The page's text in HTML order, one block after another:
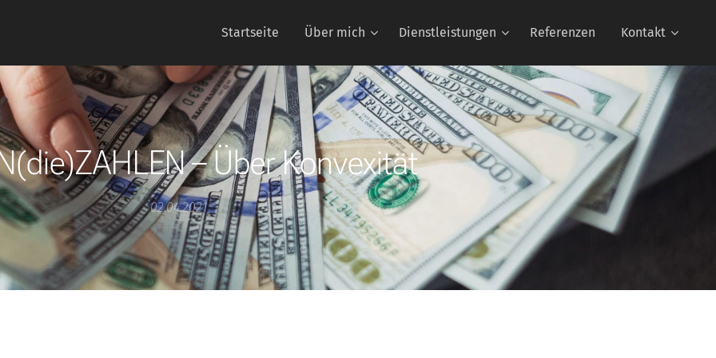
Startseite Über mich Dienstleistungen Referenzen Kontakt
– Über Konvexität
02.04.2021